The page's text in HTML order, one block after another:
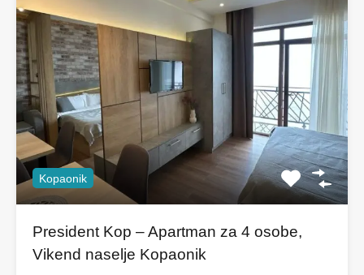
Kopaonik
President Kop – Apartman za 4 osobe,
Vikend naselje Kopaonik